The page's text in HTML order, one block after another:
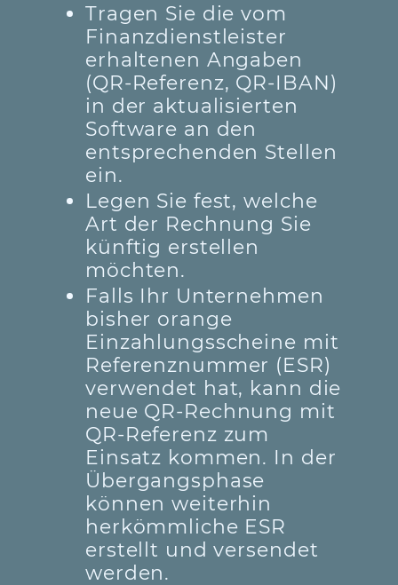
Tragen Sie die vom
Finanzdienstleister
erhaltenen Angaben
(QR-Referenz, QR-IBAN)
in der aktualisierten
Software an den
entsprechenden Stellen
ein.
Legen Sie fest, welche
Art der Rechnung Sie
künftig erstellen
möchten.
Falls Ihr Unternehmen
bisher orange
Einzahlungsscheine mit
Referenznummer (ESR)
verwendet hat, kann die
neue QR-Rechnung mit
QR-Referenz zum
Einsatz kommen. In der
Übergangsphase
können weiterhin
herkömmliche ESR
erstellt und versendet
werden.